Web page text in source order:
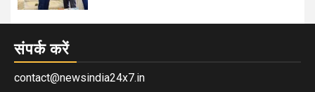
संपर्क करें
contact@newsindia24x7.in